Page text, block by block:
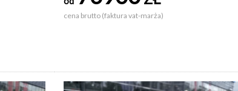
cena brutto (faktura vat-marża)